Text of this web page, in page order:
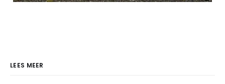
LEES MEER